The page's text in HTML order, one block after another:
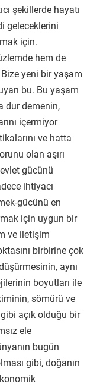
şekillerde hayatı
geleceklerini
için.
hem de
yeni bir yaşam
bu. Bu yaşam
dur demenin,
içermiyor
ve hatta
olan aşırı
gücünü
ihtiyacı
gücünü en
için uygun bir
ve iletişim
birbirine çok
aynı
boyutları ile
sömürü ve
açık olduğu bir
ele
bugün
gibi, doğanın